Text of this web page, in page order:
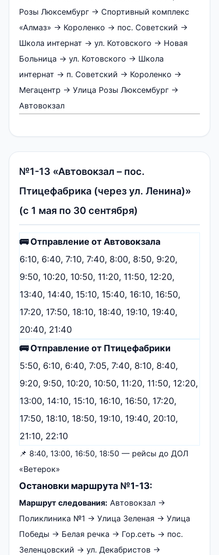
Розы Люксембург → Спортивный комплекс
«Алмаз» → Короленко → пос. Советский →
Школа интернат → ул. Котовского → Новая
Больница → ул. Котовского → Школа
интернат → п. Советский → Короленко →
Мегацентр → Улица Розы Люксембург →
Автовокзал
№1-13 «Автовокзал – пос.
Птицефабрика (через ул. Ленина)»
(с 1 мая по 30 сентября)
🚌 Отправление от Автовокзала
6:10, 6:40, 7:10, 7:40, 8:00, 8:50, 9:20,
9:50, 10:20, 10:50, 11:20, 11:50, 12:20,
13:40, 14:40, 15:10, 15:40, 16:10, 16:50,
17:20, 17:50, 18:10, 18:40, 19:10, 19:40,
20:40, 21:40
🚌 Отправление от Птицефабрики
5:50, 6:10, 6:40, 7:05, 7:40, 8:10, 8:40,
9:20, 9:50, 10:20, 10:50, 11:20, 11:50, 12:20,
13:00, 14:10, 15:10, 16:10, 16:50, 17:20,
17:50, 18:10, 18:50, 19:10, 19:40, 20:10,
21:10, 22:10
📌 8:40, 13:00, 16:50, 18:50 — рейсы до ДОЛ
«Ветерок»
Остановки маршрута №1-13:
Маршрут следования: Автовокзал →
Поликлиника №1 → Улица Зеленая → Улица
Победы → Белая речка → Гор.сеть → пос.
Зеленцовский → ул. Декабристов →